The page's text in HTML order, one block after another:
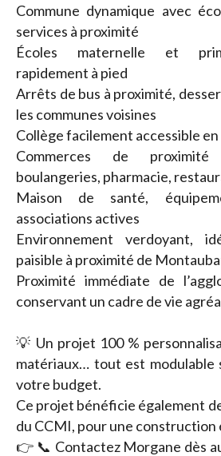
Commune dynamique avec
services à proximité
Écoles maternelle et
rapidement à pied
Arrêts de bus à proximité,
les communes voisines
Collège facilement accessible
Commerces de
boulangeries, pharmacie,
Maison de santé,
associations actives
Environnement verdoyant,
paisible à proximité de
Proximité immédiate de
conservant un cadre de vie
💡 Un projet 100 %
matériaux… tout est modulable
votre budget.
Ce projet bénéficie également
du CCMI, pour une
👉 📞 Contactez Morgane dès